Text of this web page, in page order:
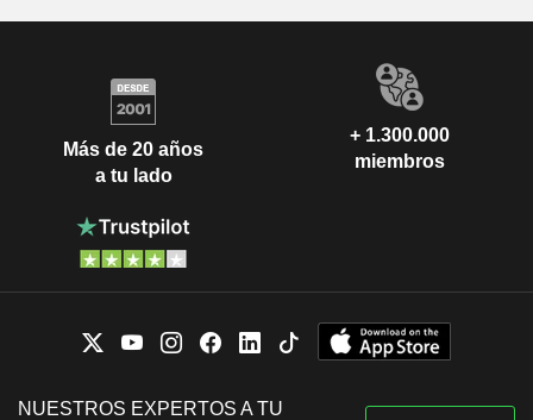
Más de 20 años
a tu lado
+ 1.300.000
miembros
NUESTROS EXPERTOS A TU